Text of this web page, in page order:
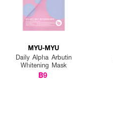
MYU-MYU
Daily Alpha Arbutin
Whitening Mask
฿9